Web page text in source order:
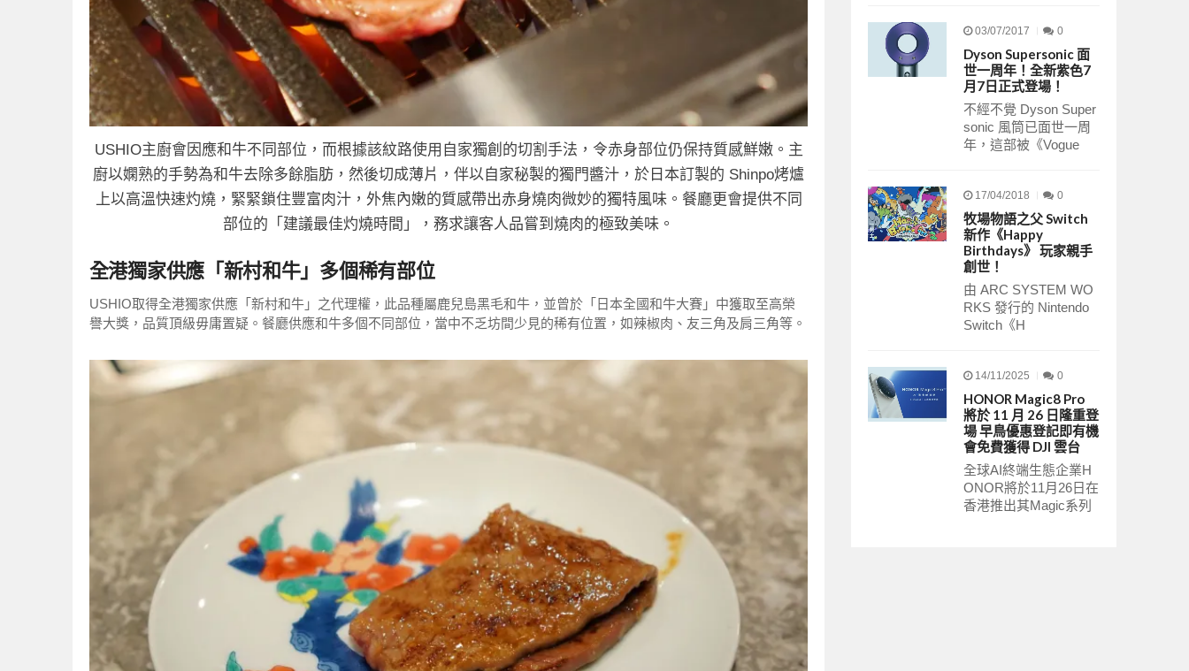
USHIO主廚會因應和牛不同部位，而根據該紋路使用自家獨創的切割手法，令赤身部位仍保持質感鮮嫩。主
廚以嫻熟的手勢為和牛去除多餘脂肪，然後切成薄片，伴以自家秘製的獨門醬汁，於日本訂製的 Shinpo烤爐
上以高溫快速灼燒，緊緊鎖住豐富肉汁，外焦內嫩的質感帶出赤身燒肉微妙的獨特風味。餐廳更會提供不同
部位的「建議最佳灼燒時間」，務求讓客人品嘗到燒肉的極致美味。
全港獨家供應「新村和牛」多個稀有部位
USHIO取得全港獨家供應「新村和牛」之代理權，此品種屬鹿兒島黑毛和牛，並曾於「日本全國和牛大賽」中獲取至高榮
譽大獎，品質頂級毋庸置疑。餐廳供應和牛多個不同部位，當中不乏坊間少見的稀有位置，如辣椒肉、友三角及肩三角等。
03/07/2017 0
Dyson Supersonic 面
世一周年！全新紫色7
月7日正式登場！
不經不覺 Dyson Super
sonic 風筒已面世一周
年，這部被《Vogue
17/04/2018 0
牧場物語之父 Switch
新作《Happy
Birthdays》 玩家親手
創世！
由 ARC SYSTEM WO
RKS 發行的 Nintendo
Switch《H
14/11/2025 0
HONOR Magic8 Pro
將於 11 月 26 日隆重登
場 早鳥優惠登記即有機
會免費獲得 DJI 雲台
全球AI終端生態企業H
ONOR將於11月26日在
香港推出其Magic系列